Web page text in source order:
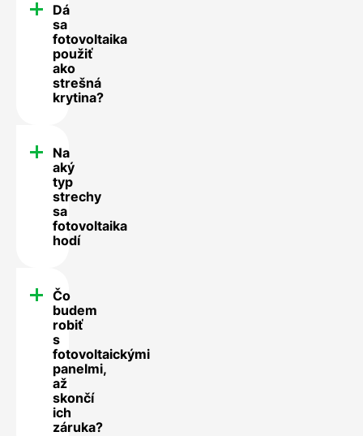
Dá
sa
fotovoltaika
použiť
ako
strešná
krytina?
Na
aký
typ
strechy
sa
fotovoltaika
hodí
Čo
budem
robiť
s
fotovoltaickými
panelmi,
až
skončí
ich
záruka?